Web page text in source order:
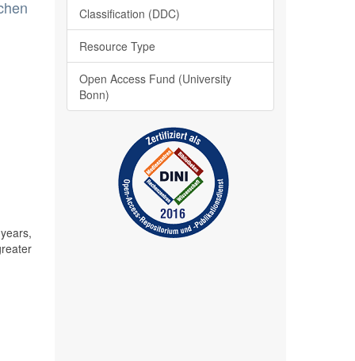
Classification (DDC)
Resource Type
Open Access Fund (University
Bonn)